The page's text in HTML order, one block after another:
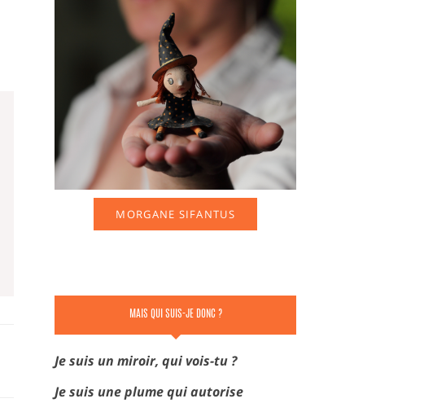
MORGANE SIFANTUS
MAIS QUI SUIS-JE DONC ?
Je suis un miroir, qui vois-tu ?
Je suis une plume qui autorise